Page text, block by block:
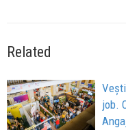
Related
job.